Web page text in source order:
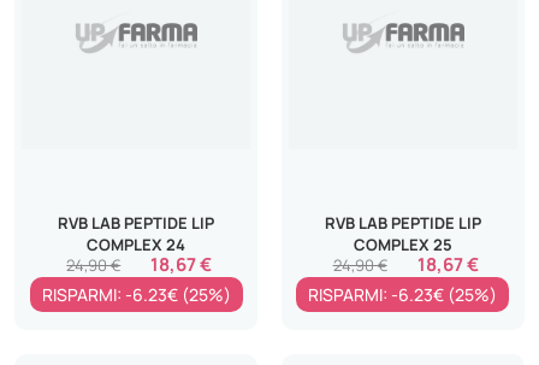
RVB LAB PEPTIDE LIP
COMPLEX 24
18,67 €
24,90 €
RISPARMI: -6.23€ (25%)
RVB LAB PEPTIDE LIP
COMPLEX 25
18,67 €
24,90 €
RISPARMI: -6.23€ (25%)